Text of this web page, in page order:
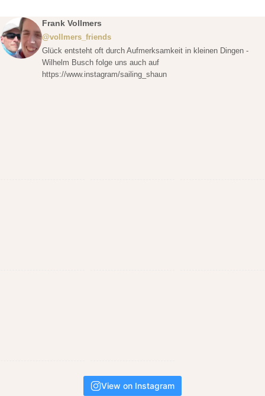
Frank Vollmers
@vollmers_friends
Glück entsteht oft durch Aufmerksamkeit in kleinen Dingen -
Wilhelm Busch folge uns auch auf
https://www.instagram/sailing_shaun
View on Instagram